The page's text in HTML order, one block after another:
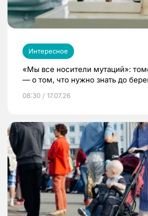
Интересное
«Мы все носители мутаций»:
— о том, что нужно знать до
08:30 / 17.07.26